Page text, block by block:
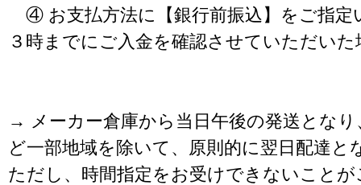
④ お支払方法に【銀行前振込】をご指定
３時までにご入金を確認させていただいた
→ メーカー倉庫から当日午後の発送となり
ど一部地域を除いて、原則的に翌日配達と
ただし、時間指定をお受けできないこと